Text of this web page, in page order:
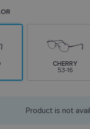
CHERRY
53-16
Product is not